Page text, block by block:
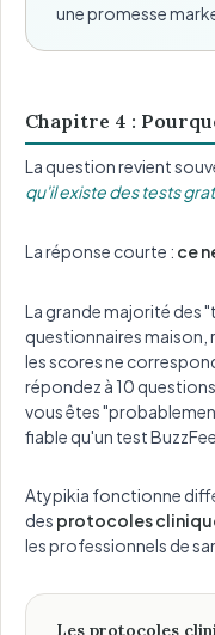
une promesse
Chapitre 4 :
La question revient
qu'il existe des tests
La réponse courte : ce
La grande majorité des
questionnaires maison,
les scores ne
répondez à 10
vous êtes
fiable qu'un test
Atypikia fonctionne
des protocoles
les professionnels de
Les protocoles